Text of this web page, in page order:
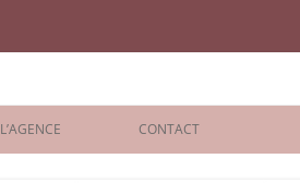
L’AGENCE CONTACT